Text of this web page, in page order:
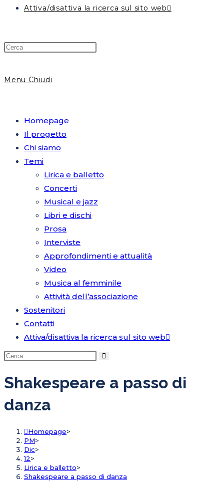
Attiva/disattiva la ricerca sul sito web
Menu Chiudi
Homepage
Il progetto
Chi siamo
Temi
Lirica e balletto
Concerti
Musical e jazz
Libri e dischi
Prosa
Interviste
Approfondimenti e attualità
Video
Musica al femminile
Attività dell’associazione
Sostenitori
Contatti
Attiva/disattiva la ricerca sul sito web
Shakespeare a passo di
danza
Homepage>
PM>
Dic>
12>
Lirica e balletto>
Shakespeare a passo di danza